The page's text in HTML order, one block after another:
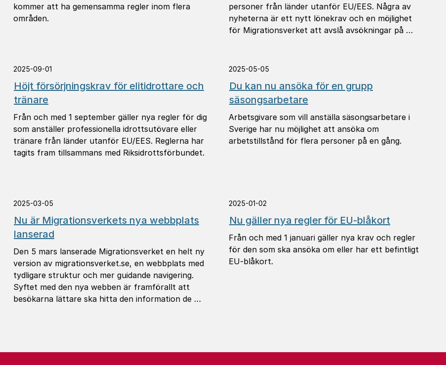
kommer att ha gemensamma regler inom flera
områden.
personer från länder utanför EU/EES. Några av
nyheterna är ett nytt lönekrav och en möjlighet
för Migrationsverket att avslå avsökningar på …
2025-09-01
Höjt försörjningskrav för elitidrottare och
tränare
Från och med 1 september gäller nya regler för dig
som anställer professionella idrottsutövare eller
tränare från länder utanför EU/EES. Reglerna har
tagits fram tillsammans med Riksidrottsförbundet.
2025-05-05
Du kan nu ansöka för en grupp
säsongsarbetare
Arbetsgivare som vill anställa säsongsarbetare i
Sverige har nu möjlighet att ansöka om
arbetstillstånd för flera personer på en gång.
2025-03-05
Nu är Migrationsverkets nya webbplats
lanserad
Den 5 mars lanserade Migrationsverket en helt ny
version av migrationsverket.se, en webbplats med
tydligare struktur och mer guidande navigering.
Syftet med den nya webben är framförallt att
besökarna lättare ska hitta den information de …
2025-01-02
Nu gäller nya regler för EU-blåkort
Från och med 1 januari gäller nya krav och regler
för den som ska ansöka om eller har ett befintligt
EU-blåkort.